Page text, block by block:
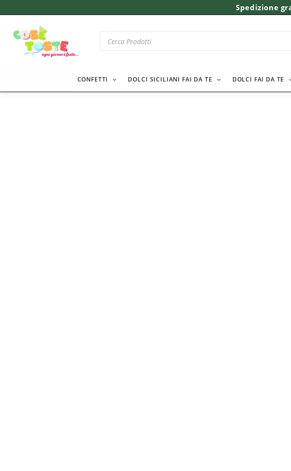
al
contenuto
Spedizione
Products
search
CONFETTI DOLCI SICILIANI FAI DA TE DOLCI FAI DA TE